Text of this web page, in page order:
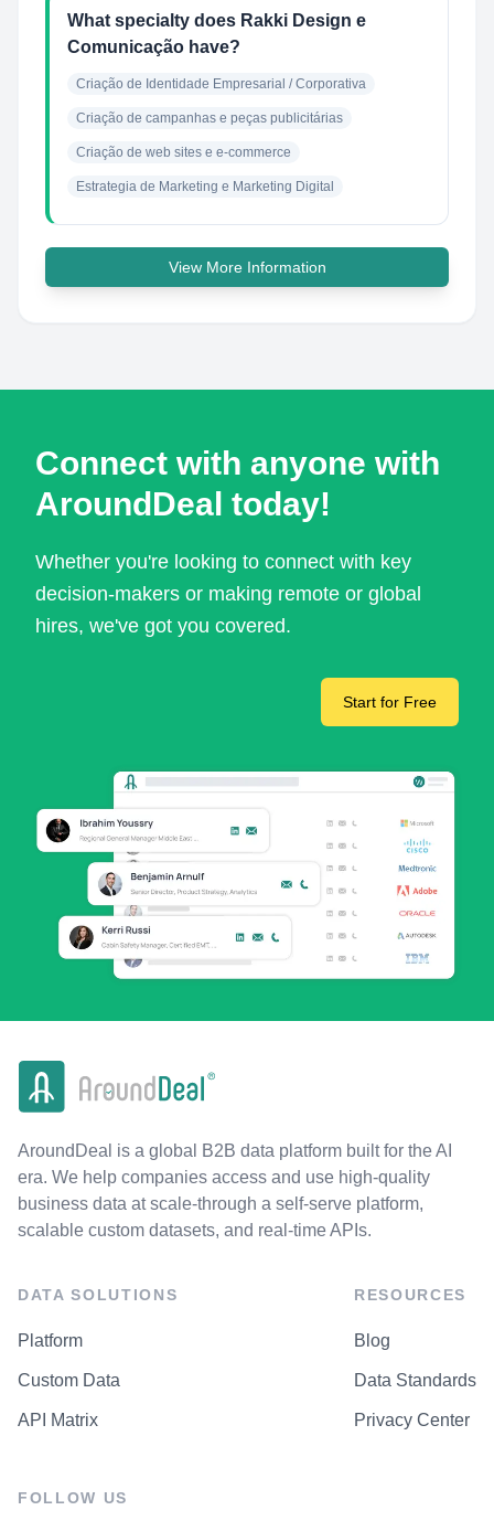
What specialty does Rakki Design e
Comunicação have?
Criação de Identidade Empresarial / Corporativa
Criação de campanhas e peças publicitárias
Criação de web sites e e-commerce
Estrategia de Marketing e Marketing Digital
View More Information
Connect with anyone with
AroundDeal today!
Whether you're looking to connect with key
decision-makers or making remote or global
hires, we've got you covered.
Start for Free
AroundDeal is a global B2B data platform built for the AI
era. We help companies access and use high-quality
business data at scale-through a self-serve platform,
scalable custom datasets, and real-time APIs.
DATA SOLUTIONS
Platform
Custom Data
API Matrix
RESOURCES
Blog
Data Standards
Privacy Center
FOLLOW US